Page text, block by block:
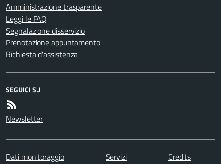
Amministrazione trasparente
Leggi le FAQ
Segnalazione disservizio
Prenotazione appuntamento
Richiesta d'assistenza
SEGUICI SU
Newsletter
Dati monitoraggio Servizi
Credits